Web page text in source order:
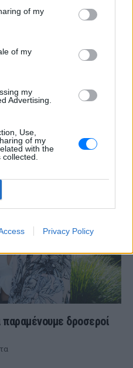
of my
of my
my
Advertising.
Use,
of my
with the
Privacy Policy
αποφύγεις το σύγκαμα
στους μηρούς
σε όλες
πραγματικά το
του παγωτού;
την ίδια ημέρα
παραμένουμε δροσεροί